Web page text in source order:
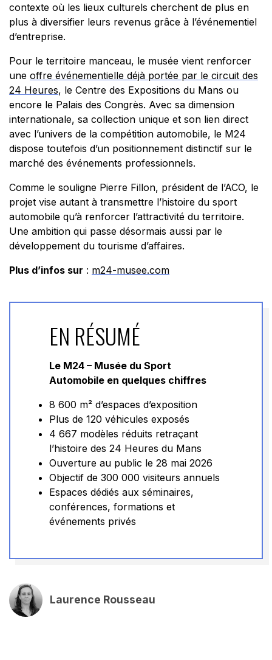
contexte où les lieux culturels cherchent de plus en
plus à diversifier leurs revenus grâce à l’événementiel
d’entreprise.
Pour le territoire manceau, le musée vient renforcer
une offre événementielle déjà portée par le circuit des
24 Heures, le Centre des Expositions du Mans ou
encore le Palais des Congrès. Avec sa dimension
internationale, sa collection unique et son lien direct
avec l’univers de la compétition automobile, le M24
dispose toutefois d’un positionnement distinctif sur le
marché des événements professionnels.
Comme le souligne Pierre Fillon, président de l’ACO, le
projet vise autant à transmettre l’histoire du sport
automobile qu’à renforcer l’attractivité du territoire.
Une ambition qui passe désormais aussi par le
développement du tourisme d’affaires.
Plus d’infos sur : m24-musee.com
EN RÉSUMÉ
Le M24 – Musée du Sport
Automobile en quelques chiffres
8 600 m² d’espaces d’exposition
Plus de 120 véhicules exposés
4 667 modèles réduits retraçant
l’histoire des 24 Heures du Mans
Ouverture au public le 28 mai 2026
Objectif de 300 000 visiteurs annuels
Espaces dédiés aux séminaires,
conférences, formations et
événements privés
Laurence Rousseau